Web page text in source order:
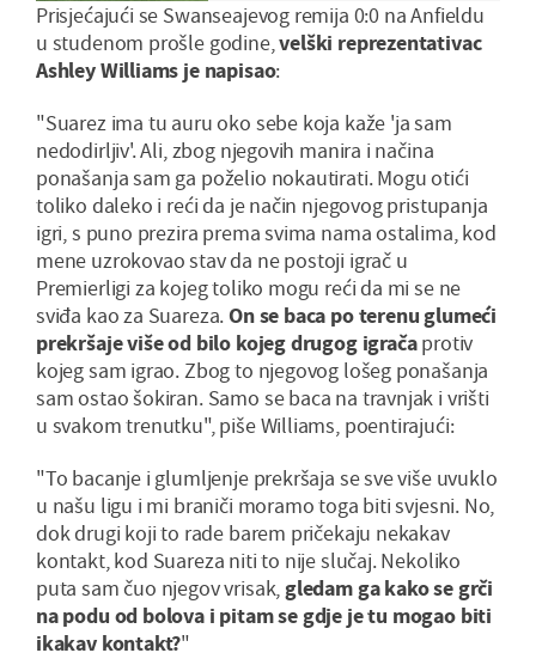
Prisjećajući se Swanseajevog remija 0:0 na Anfieldu
u studenom prošle godine,velški reprezentativac
Ashley Williams je napisao:
"Suarez ima tu auru oko sebe koja kaže 'ja sam
nedodirljiv'. Ali, zbog njegovih manira i načina
ponašanja sam ga poželio nokautirati. Mogu otići
toliko daleko i reći da je način njegovog pristupanja
igri, s puno prezira prema svima nama ostalima, kod
mene uzrokovao stav da ne postoji igrač u
Premierligi za kojeg toliko mogu reći da mi se ne
sviđa kao za Suareza.On se baca po terenu glumeći
prekršaje više od bilo kojeg drugog igračaprotiv
kojeg sam igrao. Zbog to njegovog lošeg ponašanja
sam ostao šokiran. Samo se baca na travnjak i vrišti
u svakom trenutku", piše Williams, poentirajući:
"To bacanje i glumljenje prekršaja se sve više uvuklo
u našu ligu i mi braniči moramo toga biti svjesni. No,
dok drugi koji to rade barem pričekaju nekakav
kontakt, kod Suareza niti to nije slučaj. Nekoliko
puta sam čuo njegov vrisak, gledam ga kako se grči
na podu od bolova i pitam se gdje je tu mogao biti
ikakav kontakt?"